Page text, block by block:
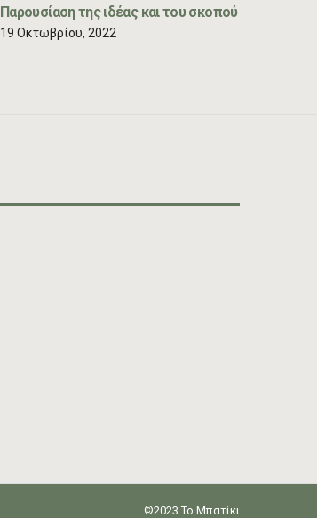
Παρουσίαση της ιδέας και του σκοπού
19 Οκτωβρίου, 2022
©2023 Το Μπατίκι